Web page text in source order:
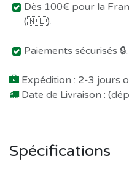
Dès 100€ pour la
(🇳🇱).
Paiements sécurisés 🔒.
Expédition : 2-3 jours
Date de Livraison :
Spécifications